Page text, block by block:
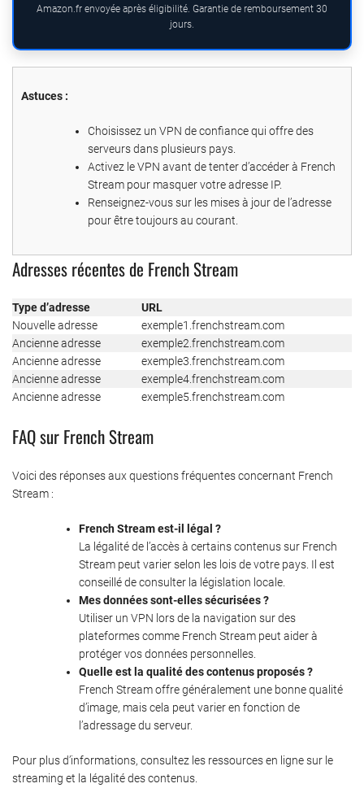
Amazon.fr envoyée après éligibilité. Garantie de remboursement 30
jours.
Astuces :
Choisissez un VPN de confiance qui offre des
serveurs dans plusieurs pays.
Activez le VPN avant de tenter d’accéder à French
Stream pour masquer votre adresse IP.
Renseignez-vous sur les mises à jour de l’adresse
pour être toujours au courant.
Adresses récentes de French Stream
Type d’adresse
URL
Nouvelle adresse
exemple1.frenchstream.com
Ancienne adresse
exemple2.frenchstream.com
Ancienne adresse
exemple3.frenchstream.com
Ancienne adresse
exemple4.frenchstream.com
Ancienne adresse
exemple5.frenchstream.com
FAQ sur French Stream
Voici des réponses aux questions fréquentes concernant French
Stream :
French Stream est-il légal ?
La légalité de l’accès à certains contenus sur French
Stream peut varier selon les lois de votre pays. Il est
conseillé de consulter la législation locale.
Mes données sont-elles sécurisées ?
Utiliser un VPN lors de la navigation sur des
plateformes comme French Stream peut aider à
protéger vos données personnelles.
Quelle est la qualité des contenus proposés ?
French Stream offre généralement une bonne qualité
d’image, mais cela peut varier en fonction de
l’adressage du serveur.
Pour plus d’informations, consultez les ressources en ligne sur le
streaming et la légalité des contenus.